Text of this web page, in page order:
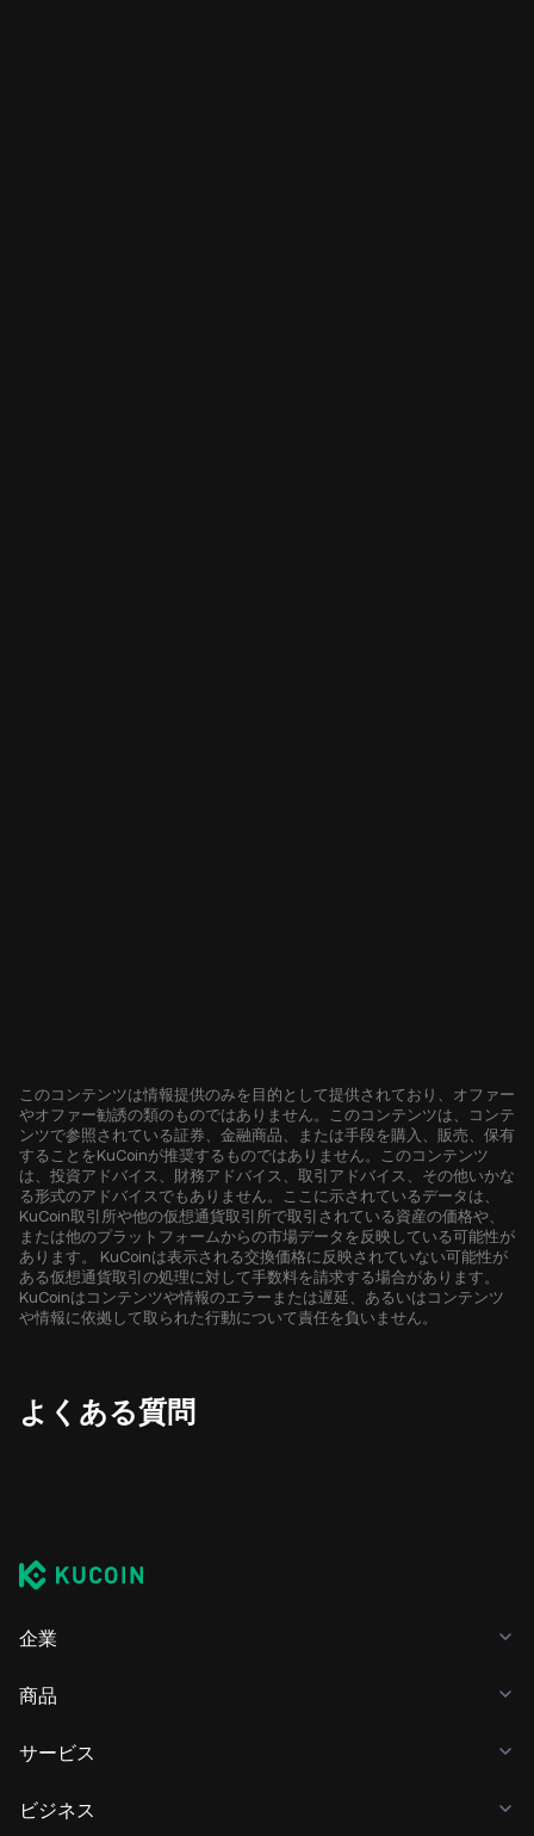
このコンテンツは情報提供のみを目的として提供されており、オファー
やオファー勧誘の類のものではありません。このコンテンツは、コンテ
ンツで参照されている証券、金融商品、または手段を購入、販売、保有
することをKuCoinが推奨するものではありません。このコンテンツ
は、投資アドバイス、財務アドバイス、取引アドバイス、その他いかな
る形式のアドバイスでもありません。ここに示されているデータは、
KuCoin取引所や他の仮想通貨取引所で取引されている資産の価格や、
または他のプラットフォームからの市場データを反映している可能性が
あります。 KuCoinは表示される交換価格に反映されていない可能性が
ある仮想通貨取引の処理に対して手数料を請求する場合があります。
KuCoinはコンテンツや情報のエラーまたは遅延、あるいはコンテンツ
や情報に依拠して取られた行動について責任を負いません。
よくある質問
企業
商品
サービス
ビジネス